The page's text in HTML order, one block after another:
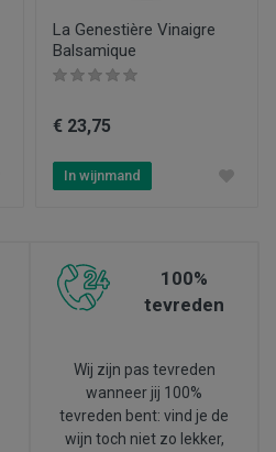
La Genestière Vinaigre
Balsamique
€ 23,75
In wijnmand
100%
tevreden
Wij zijn pas tevreden
wanneer jij 100%
tevreden bent: vind je de
wijn toch niet zo lekker,